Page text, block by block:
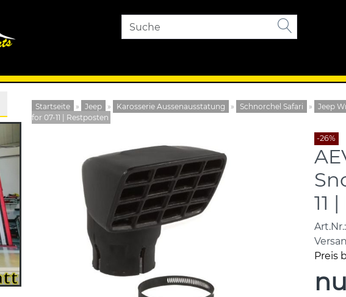
Startseite » Jeep » Karosserie Aussenausstatung » Schnorchel Safari » Jeep
for 07-11 | Restposten
-26%
11
Art.Nr.:
Preis